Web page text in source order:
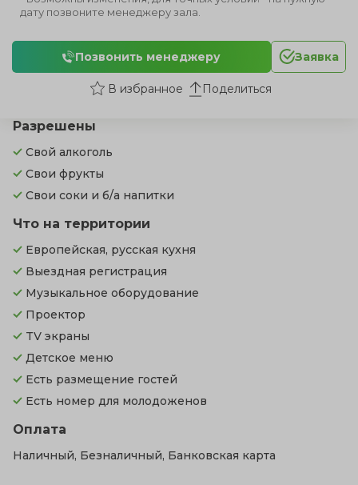
Разрешены
Свой алкоголь
Свои фрукты
Свои соки и б/а напитки
Что на территории
Европейская, русская кухня
Выездная регистрация
Музыкальное оборудование
Проектор
TV экраны
Детское меню
Есть размещение гостей
Есть номер для молодоженов
Оплата
Наличный, Безналичный, Банковская карта
дату позвоните менеджеру зала.
Позвонить менеджеру Заявка
Поделиться